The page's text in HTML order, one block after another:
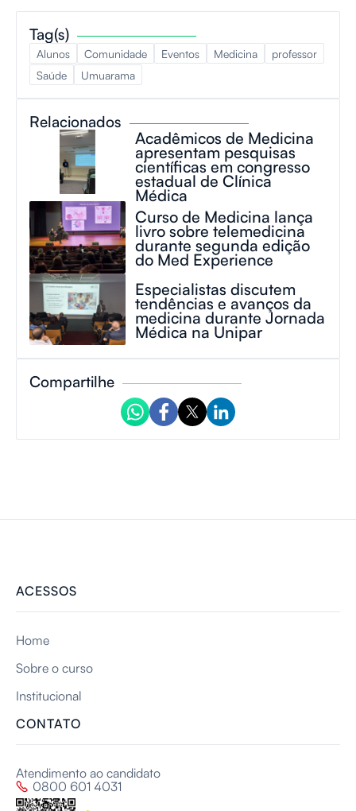
Compartilhe
Relacionados
Acadêmicos de Medicina
apresentam pesquisas
científicas em congresso
estadual de Clínica
Médica
Curso de Medicina lança
livro sobre telemedicina
durante segunda edição
do Med Experience
Especialistas discutem
tendências e avanços da
medicina durante Jornada
Médica na Unipar
Tag(s)
Alunos Comunidade Eventos Medicina
professor
Saúde
Umuarama
ACESSOS
Home
Sobre o curso
Institucional
CONTATO
Atendimento ao candidato
 0800 601 4031